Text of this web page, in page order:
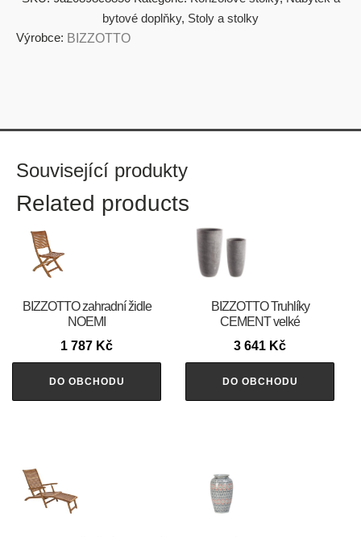
bytové doplňky, Stoly a stolky
Výrobce: BIZZOTTO
Související produkty
Related products
BIZZOTTO zahradní židle
NOEMI
1 787 Kč
DO OBCHODU
BIZZOTTO Truhlíky
CEMENT velké
3 641 Kč
DO OBCHODU